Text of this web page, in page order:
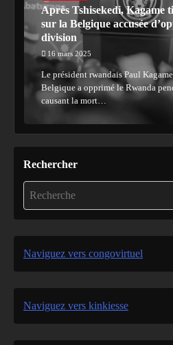
Après Tshisekedi, Kagame
sur la Belgique accusée
division
16 mars 2025
Le président rwandais Paul
Belgique a opprimé le Rwanda
causant la mort…
Rechercher
Naviguez vers congovirtuel
Naviguez vers kinkiesse